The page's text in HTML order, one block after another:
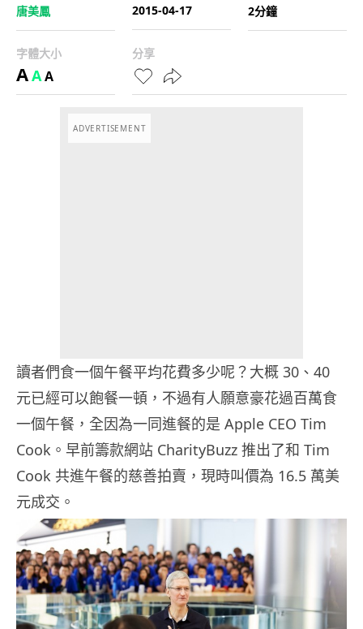
唐美鳳
2015-04-17
2分鐘
字體大小
AAA
分享
ADVERTISEMENT
讀者們食一個午餐平均花費多少呢？大概 30、40
元已經可以飽餐一頓，不過有人願意豪花過百萬食
一個午餐，全因為一同進餐的是 Apple CEO Tim
Cook。早前籌款網站 CharityBuzz 推出了和 Tim
Cook 共進午餐的慈善拍賣，現時叫價為 16.5 萬美
元成交。